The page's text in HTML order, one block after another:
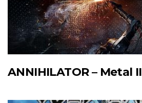
ANNIHILATOR – Metal II